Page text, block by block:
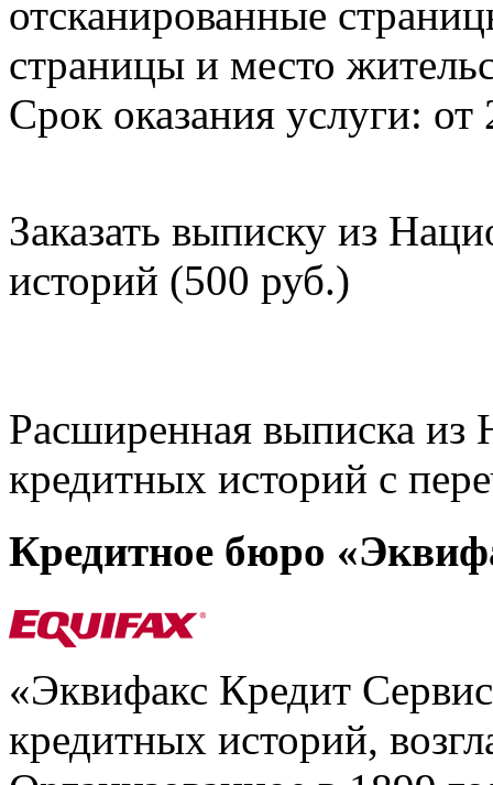
отсканированные
страницы и место
Срок оказания услуги: от
Заказать выписку из
историй (500 руб.)
Расширенная выписка из
кредитных историй с
Кредитное бюро
«Эквифакс Кредит
кредитных историй,